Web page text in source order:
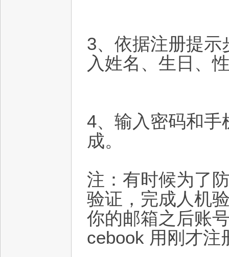
3、依据注册提
入姓名、生日、
4、输入密码和手
成。
注：有时候为了
验证，完成人机
你的邮箱之后账
cebook 用刚才注